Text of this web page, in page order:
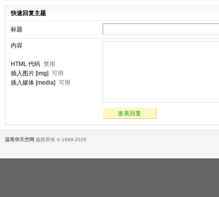
快速回复主题
标题
内容
HTML 代码 禁用
插入图片 [img] 可用
插入媒体 [media] 可用
发表回复
温哥华天空网 版权所有 © 1999-2026